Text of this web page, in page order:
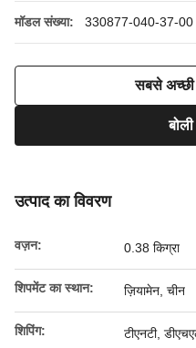
मॉडल संख्या: 330877-040-37-00
सबसे अच्छी
बोली
उत्पाद का विवरण
वज़न: 0.38 किग्रा
शिपमेंट का स्थान: ज़ियामेन, चीन
शिपिंग: टीएनटी,